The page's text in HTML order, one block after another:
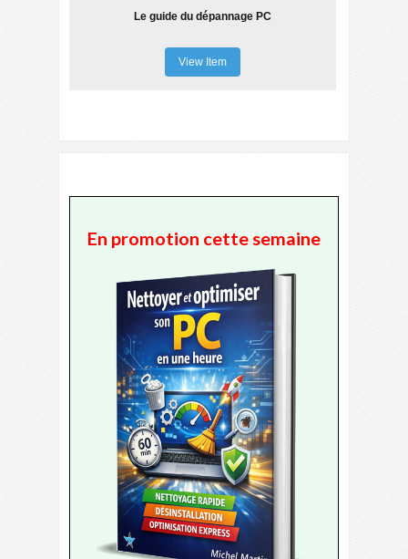
Le guide du dépannage PC
View Item
En promotion cette semaine